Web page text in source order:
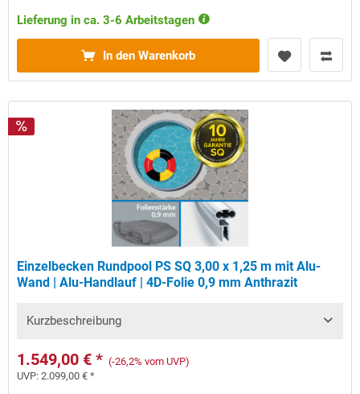
Lieferung in ca. 3-6 Arbeitstagen
In den Warenkorb
Einzelbecken Rundpool PS SQ 3,00 x 1,25 m mit Alu-
Wand | Alu-Handlauf | 4D-Folie 0,9 mm Anthrazit
Kurzbeschreibung
1.549,00 € * (-26,2% vom UVP)
UVP:2.099,00 € *